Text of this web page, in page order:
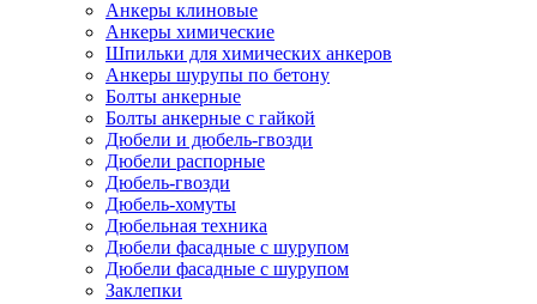
Анкеры клиновые
Анкеры химические
Шпильки для химических анкеров
Анкеры шурупы по бетону
Болты анкерные
Болты анкерные с гайкой
Дюбели и дюбель-гвозди
Дюбели распорные
Дюбель-гвозди
Дюбель-хомуты
Дюбельная техника
Дюбели фасадные с шурупом
Дюбели фасадные с шурупом
Заклепки